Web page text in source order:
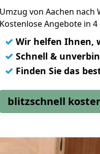
Umzug von Aachen nach
Kostenlose Angebote in
✓ Wir helfen Ihnen,
✓ Schnell &
✓ Finden Sie das
blitzschnell